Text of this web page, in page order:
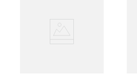
selecionadas, resultando